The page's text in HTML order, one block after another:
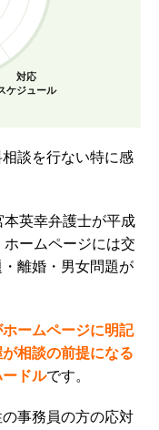
対応
ケジュール
談を行ない特に感
英幸弁護士が平成
ームページには交
離婚・男女問題が
ームページに明記
相談の前提になる
ドルです。
事務員の方の応対